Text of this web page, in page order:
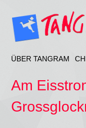
ÜBER TANGRAM
Am